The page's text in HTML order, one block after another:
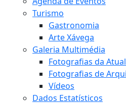
Turismo
Gastronomia
Arte Xávega
Galeria Multimédia
Fotografias da
Fotografias de
Vídeos
Dados Estatísticos